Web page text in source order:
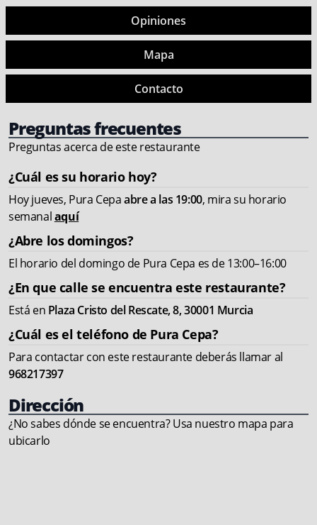
Opiniones
Mapa
Contacto
Preguntas frecuentes
Preguntas acerca de este restaurante
¿Cuál es su horario hoy?
Hoy jueves, Pura Cepaabre a las 19:00, mira su horario
semanalaquí
¿Abre los domingos?
El horario del domingo de Pura Cepa es de 13:00–16:00
¿En que calle se encuentra este restaurante?
Está en Plaza Cristo del Rescate, 8, 30001 Murcia
¿Cuál es el teléfono de Pura Cepa?
Para contactar con este restaurante deberás llamar al
968217397
Dirección
¿No sabes dónde se encuentra? Usa nuestro mapa para
ubicarlo